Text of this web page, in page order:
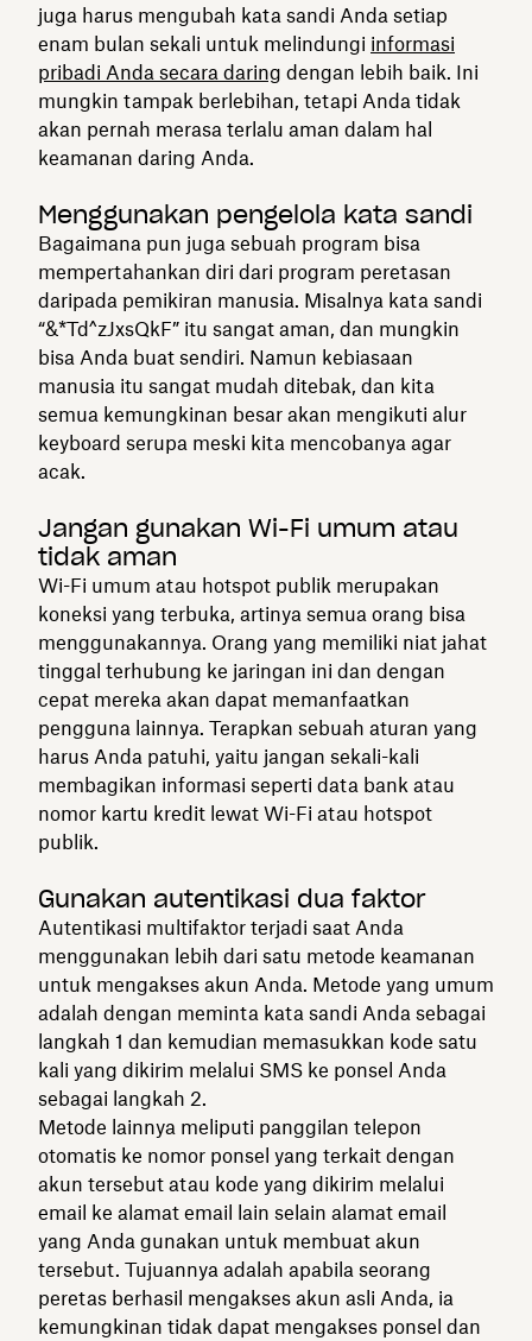
juga harus mengubah kata sandi Anda setiap
enam bulan sekali untuk melindungi informasi
pribadi Anda secara daring dengan lebih baik. Ini
mungkin tampak berlebihan, tetapi Anda tidak
akan pernah merasa terlalu aman dalam hal
keamanan daring Anda.
Menggunakan pengelola kata sandi
Bagaimana pun juga sebuah program bisa
mempertahankan diri dari program peretasan
daripada pemikiran manusia. Misalnya kata sandi
“&*Td^zJxsQkF” itu sangat aman, dan mungkin
bisa Anda buat sendiri. Namun kebiasaan
manusia itu sangat mudah ditebak, dan kita
semua kemungkinan besar akan mengikuti alur
keyboard serupa meski kita mencobanya agar
acak.
Jangan gunakan Wi-Fi umum atau
tidak aman
Wi-Fi umum atau hotspot publik merupakan
koneksi yang terbuka, artinya semua orang bisa
menggunakannya. Orang yang memiliki niat jahat
tinggal terhubung ke jaringan ini dan dengan
cepat mereka akan dapat memanfaatkan
pengguna lainnya. Terapkan sebuah aturan yang
harus Anda patuhi, yaitu jangan sekali-kali
membagikan informasi seperti data bank atau
nomor kartu kredit lewat Wi-Fi atau hotspot
publik.
Gunakan autentikasi dua faktor
Autentikasi multifaktor terjadi saat Anda
menggunakan lebih dari satu metode keamanan
untuk mengakses akun Anda. Metode yang umum
adalah dengan meminta kata sandi Anda sebagai
langkah 1 dan kemudian memasukkan kode satu
kali yang dikirim melalui SMS ke ponsel Anda
sebagai langkah 2.
Metode lainnya meliputi panggilan telepon
otomatis ke nomor ponsel yang terkait dengan
akun tersebut atau kode yang dikirim melalui
email ke alamat email lain selain alamat email
yang Anda gunakan untuk membuat akun
tersebut. Tujuannya adalah apabila seorang
peretas berhasil mengakses akun asli Anda, ia
kemungkinan tidak dapat mengakses ponsel dan